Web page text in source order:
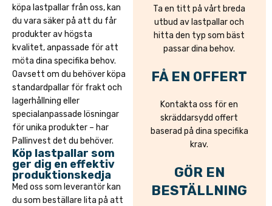
köpa lastpallar från oss, kan
du vara säker på att du får
produkter av högsta
kvalitet, anpassade för att
möta dina specifika behov.
Oavsett om du behöver köpa
standardpallar för frakt och
lagerhållning eller
specialanpassade lösningar
för unika produkter – har
Pallinvest det du behöver.
Köp lastpallar som
ger dig en effektiv
produktionskedja
Med oss som leverantör kan
du som beställare lita på att
Ta en titt på vårt breda
utbud av lastpallar och
hitta den typ som bäst
passar dina behov.
FÅ EN OFFERT
Kontakta oss för en
skräddarsydd offert
baserad på dina specifika
krav.
GÖR EN
BESTÄLLNING